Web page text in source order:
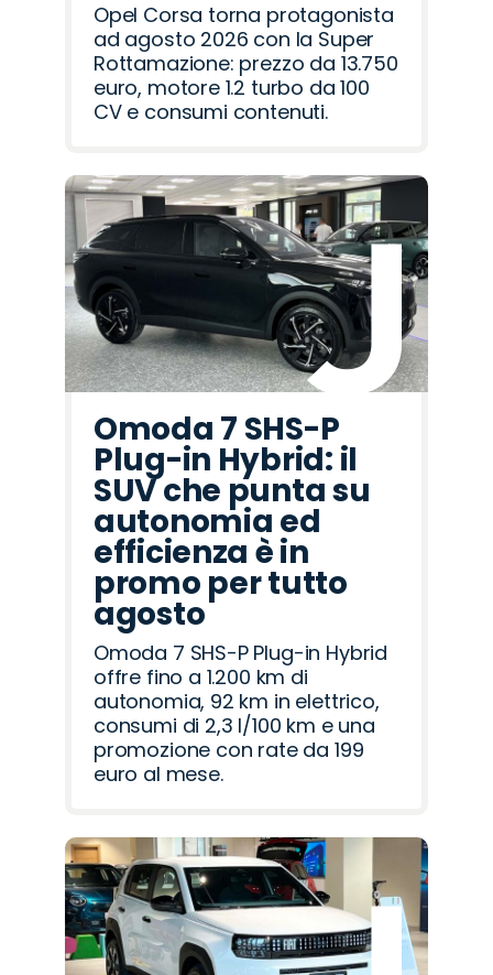
Opel Corsa torna protagonista
ad agosto 2026 con la Super
Rottamazione: prezzo da 13.750
euro, motore 1.2 turbo da 100
CV e consumi contenuti.
Omoda 7 SHS-P
Plug-in Hybrid: il
SUV che punta su
autonomia ed
efficienza è in
promo per tutto
agosto
Omoda 7 SHS-P Plug-in Hybrid
offre fino a 1.200 km di
autonomia, 92 km in elettrico,
consumi di 2,3 l/100 km e una
promozione con rate da 199
euro al mese.